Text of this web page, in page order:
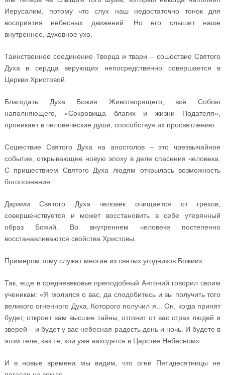
Иерусалим, потому что слух наш недостаточно тонок для
восприятия небесных движений. Но его слышит наше
внутреннее, духовное ухо.
Таинственное соединение Творца и твари – сошествие Святого
Духа в сердца верующих непосредственно совершается в
Церкви Христовой.
Благодать Духа Божия Животворящего, всё Собою
наполняющего, «Сокровища благих и жизни Подателя»,
проникает в человеческие души, способствуя их просветлению.
Сошествие Святого Духа на апостолов – это чрезвычайное
событие, открывающее новую эпоху в деле спасения человека.
С пришествием Святого Духа людям открылась возможность
богопознания.
Дарами Святого Духа человек очищается от грехов,
совершенствуется и может восстановить в себе утерянный
образ Божий. Во внутреннем человеке постепенно
восстанавливаются свойства Христовы.
Примером тому служат многие из святых угодников Божиих.
Так, еще в средневековье преподобный Антоний говорил своим
ученикам: «Я молился о вас, да сподобитесь и вы получить того
великого огненного Духа, Которого получил я... Он, когда принят
будет, откроет вам высшие тайны, отгонит от вас страх людей и
зверей – и будет у вас небесная радость день и ночь. И будете в
этом теле, как те, кои уже находятся в Царстве Небесном».
И в новые времена мы видим, что огни Пятидесятницы не